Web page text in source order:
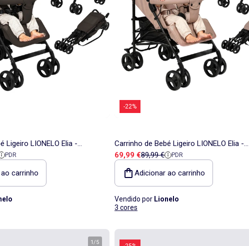
Ligeiro LIONELO Elia -
- Mosquiteiro - 6-36
referência
PDR
carrinho
-22%
Carrinho de Bebé Ligeiro LIONELO Elia -
Compacto - Dobrável - Mosquiteiro - 6-36
Meses
Preço de venda
69,99 €Preço de referência
89,99 € PDR
Adicionar ao carrinho
Vendido por Lionelo
3 cores
1/5